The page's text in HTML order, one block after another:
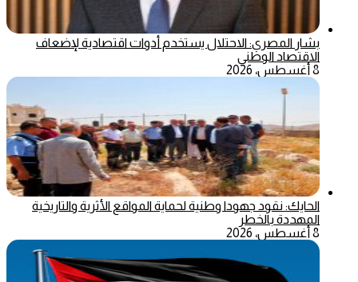
بشار المصري: الاحتلال يستخدم أدوات اقتصادية لإضعاف
الاقتصاد الوطني
8 أغسطس، 2026
الحايك: نقود جهودا وطنية لحماية المواقع الأثرية والتاريخية
المهددة بالخطر
8 أغسطس، 2026